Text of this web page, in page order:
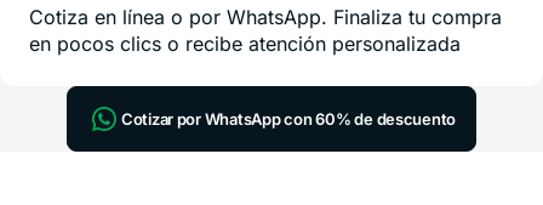
Cotiza en línea o por WhatsApp. Finaliza tu compra
en pocos clics o recibe atención personalizada
Cotizar por WhatsApp con 60% de descuento